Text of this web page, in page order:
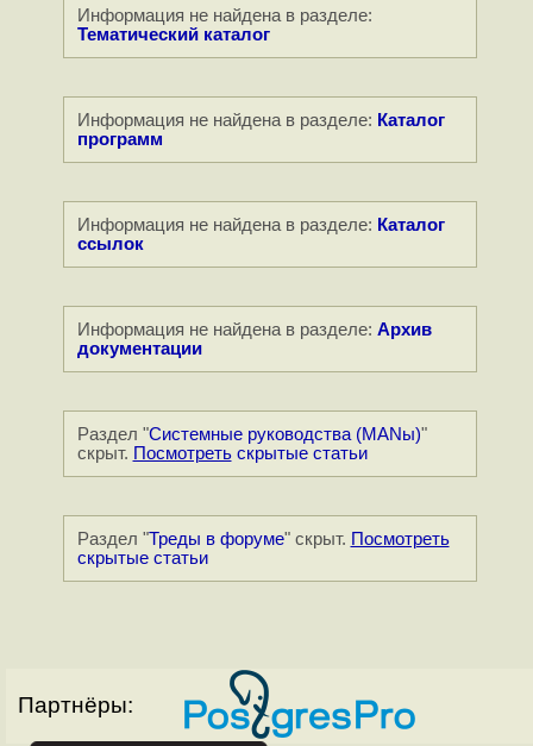
Информация не найдена в разделе:
Тематический каталог
Информация не найдена в разделе: Каталог
программ
Информация не найдена в разделе: Каталог
ссылок
Информация не найдена в разделе: Архив
документации
Раздел "Системные руководства (MANы)"
скрыт. Посмотретьскрытые статьи
Раздел "Треды в форуме" скрыт. Посмотреть
скрытые статьи
Партнёры: